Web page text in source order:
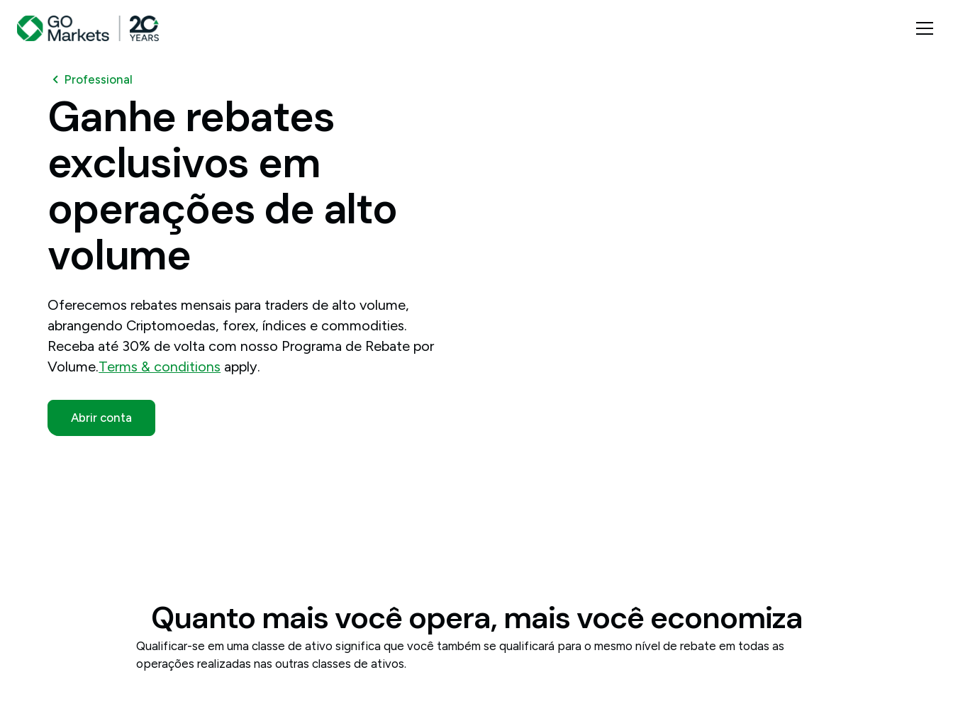
Professional
Ganhe rebates
exclusivos em
operações de alto
volume
Oferecemos rebates mensais para traders de alto volume,
abrangendo Criptomoedas, forex, índices e commodities.
Receba até 30% de volta com nosso Programa de Rebate por
Volume.Terms & conditions apply.
Abrir conta
Quanto mais você opera, mais você economiza
Qualificar-se em uma classe de ativo significa que você também se qualificará para o mesmo nível de rebate em todas as
operações realizadas nas outras classes de ativos.